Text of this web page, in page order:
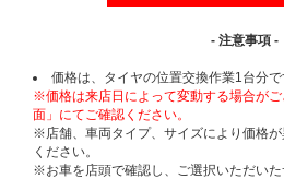
- 注意事項 -
価格は、タイヤの位置交換作業1台分で
※価格は来店日によって変動する場合が
面」にてご確認ください。
※店舗、車両タイプ、サイズにより価格
ください。
※お車を店頭で確認し、ご選択いただいた